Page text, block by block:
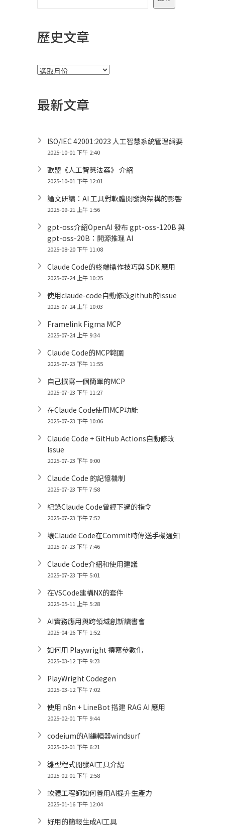
歷史文章
彙
最新文章
ISO/IEC 42001:2023 人工智慧系統管理綱要
2025-10-01 下午 2:40
歐盟《人工智慧法案》 介紹
2025-10-01 下午 12:01
論文研讀：AI 工具對軟體開發與架構的影響
2025-09-21 上午 1:56
gpt-oss介紹OpenAI 發布 gpt-oss-120B 與
gpt-oss-20B：開源推理 AI
2025-08-20 下午 11:08
Claude Code的終端操作技巧與 SDK 應用
2025-07-24 上午 10:25
使用claude-code自動修改github的issue
2025-07-24 上午 10:03
Framelink Figma MCP
2025-07-24 上午 9:34
Claude Code的MCP範圍
2025-07-23 下午 11:55
自己撰寫一個簡單的MCP
2025-07-23 下午 11:27
在Claude Code使用MCP功能
2025-07-23 下午 10:06
Claude Code + GitHub Actions自動修改
Issue
2025-07-23 下午 9:00
Claude Code 的記憶機制
2025-07-23 下午 7:58
紀錄Claude Code曾經下過的指令
2025-07-23 下午 7:52
讓Claude Code在Commit時傳送手機通知
2025-07-23 下午 7:46
Claude Code介紹和使用建議
2025-07-23 下午 5:01
在VSCode建構NX的套件
2025-05-11 上午 5:28
AI實務應用與跨領域創新讀書會
2025-04-26 下午 1:52
如何用 Playwright 撰寫參數化
2025-03-12 下午 9:23
PlayWright Codegen
2025-03-12 下午 7:02
使用 n8n + LineBot 搭建 RAG AI 應用
2025-02-01 下午 9:44
codeium的AI編輯器windsurf
2025-02-01 下午 6:21
雛型程式開發AI工具介紹
2025-02-01 下午 2:58
軟體工程師如何善用AI提升生產力
2025-01-16 下午 12:04
好用的簡報生成AI工具